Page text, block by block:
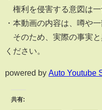
権利を侵害する意図は一
・本動画の内容は、噂や
そのため、実際の事実と
ください。
powered by Auto Youtube
共有: